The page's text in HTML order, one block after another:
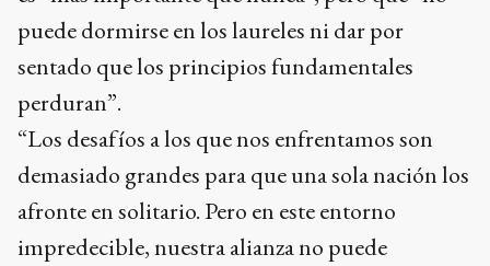
puede dormirse en los laureles ni dar por
sentado que los principios fundamentales
perduran”.
“Los desafíos a los que nos enfrentamos son
demasiado grandes para que una sola nación los
afronte en solitario. Pero en este entorno
impredecible, nuestra alianza no puede